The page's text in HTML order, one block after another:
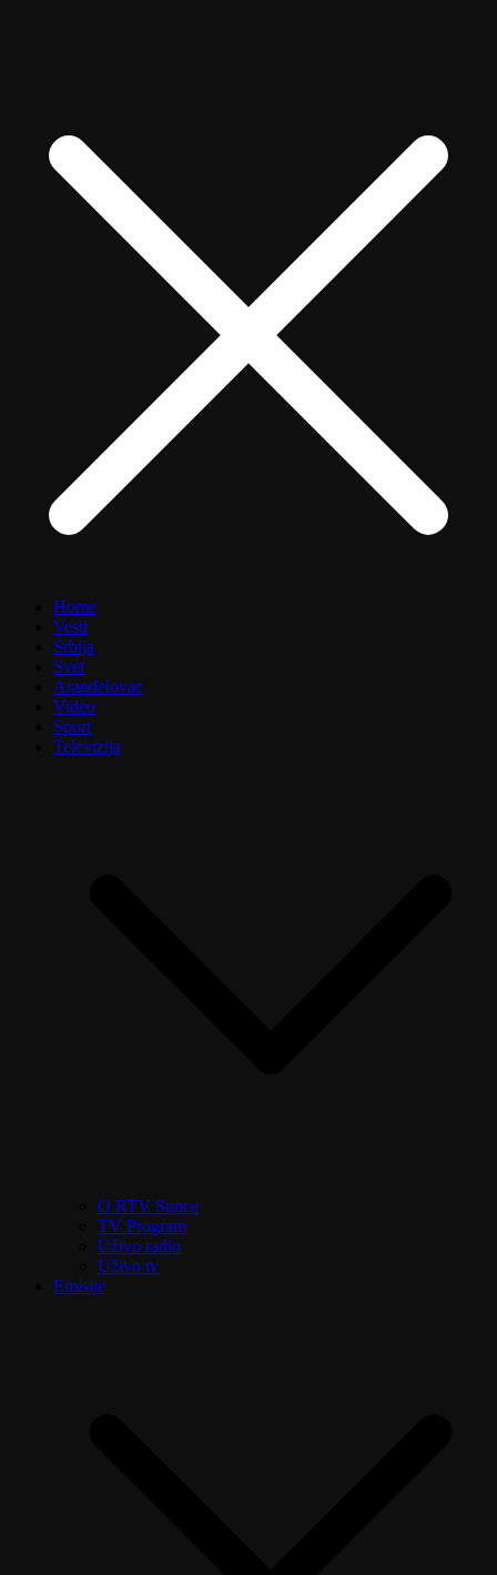
Home
Vesti
Srbija
Svet
Aranđelovac
Video
Sport
Televizija
O RTV Sunce
TV Program
Uživo radio
Uživo tv
Emisije